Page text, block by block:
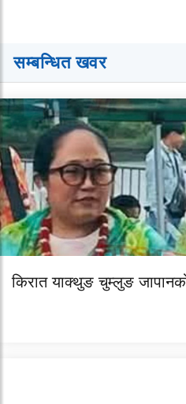
सम्बन्धित खवर
किरात याक्थुङ चुम्लुङ